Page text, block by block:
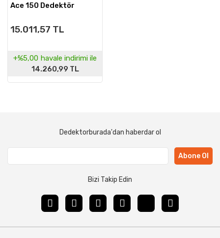
Ace 150 Dedektör
15.011,57 TL
+%5,00 havale indirimi ile
14.260,99 TL
Dedektorburada'dan haberdar ol
Abone Ol
Bizi Takip Edin